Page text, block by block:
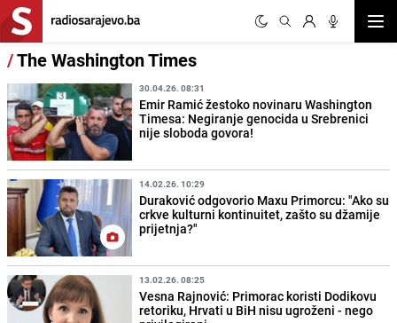
/The Washington Times
30.04.26. 08:31
Emir Ramić žestoko novinaru Washington
Timesa: Negiranje genocida u Srebrenici
nije sloboda govora!
14.02.26. 10:29
Duraković odgovorio Maxu Primorcu: "Ako su
crkve kulturni kontinuitet, zašto su džamije
prijetnja?"
13.02.26. 08:25
Vesna Rajnović: Primorac koristi Dodikovu
retoriku, Hrvati u BiH nisu ugroženi - nego